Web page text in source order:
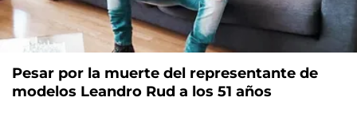
Pesar por la muerte del representante de
modelos Leandro Rud a los 51 años